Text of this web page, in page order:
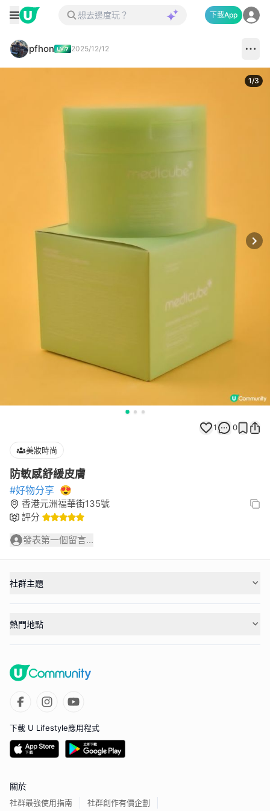
下載App
pfhon 2025/12/12
1/3
1 0
美妝時尚
防敏感舒緩皮膚
#好物分享 😍
香港元洲福華街135號
評分
發表第一個留言...
社群主題
熱門地點
下載 U Lifestyle應用程式
關於
社群最強使用指南 社群創作有價企劃